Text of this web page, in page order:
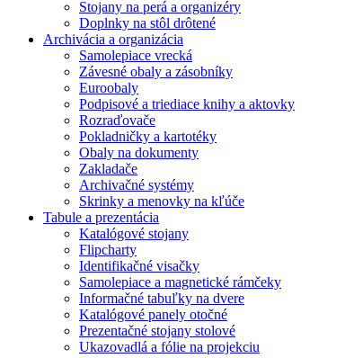
Stojany na perá a organizéry
Doplnky na stôl drôtené
Archivácia a organizácia
Samolepiace vrecká
Závesné obaly a zásobníky
Euroobaly
Podpisové a triediace knihy a aktovky
Rozraďovače
Pokladničky a kartotéky
Obaly na dokumenty
Zakladače
Archivačné systémy
Skrinky a menovky na kľúče
Tabule a prezentácia
Katalógové stojany
Flipcharty
Identifikačné visačky
Samolepiace a magnetické rámčeky
Informačné tabuľky na dvere
Katalógové panely otočné
Prezentačné stojany stolové
Ukazovadlá a fólie na projekciu